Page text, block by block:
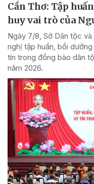
Cần Thơ: Tập
huy vai trò của
Ngày 7/8, Sở Dân tộc
nghị tập huấn, bồi
tín trong đồng bào dân
năm 2026.